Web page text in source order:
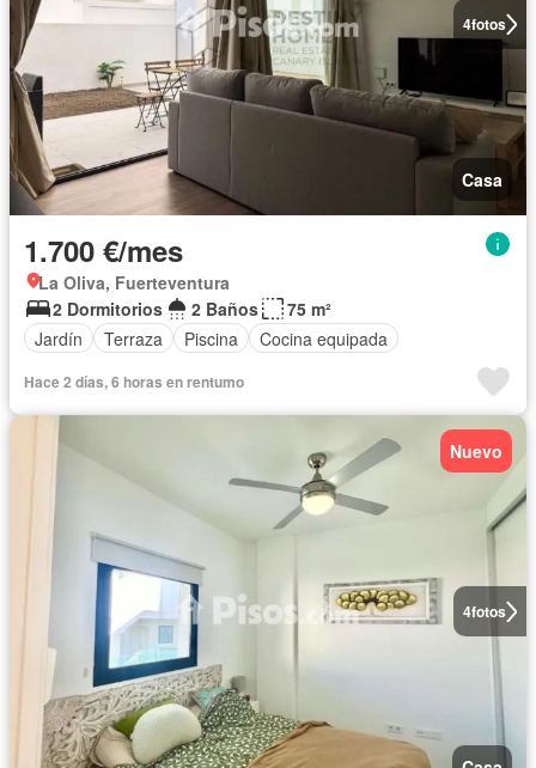
4fotos
Casa
1.700 €/mes
La Oliva, Fuerteventura
2 Dormitorios
2 Baños
75 m²
Jardín
Terraza Piscina Cocina equipada
Hace 2 días, 6 horas en rentumo
4fotos
Nuevo